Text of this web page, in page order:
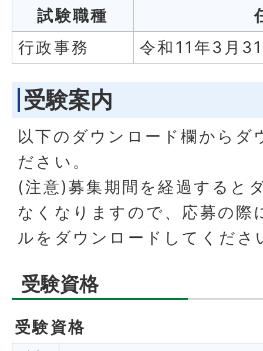
試験職種
行政事務
令和11年3月
受験案内
以下のダウンロード欄からダ
ださい。
(注意)募集期間を経過すると
なくなりますので、応募の際
ルをダウンロードしてくださ
受験資格
受験資格